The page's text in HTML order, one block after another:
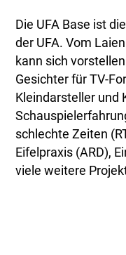
Die UFA Base ist
der UFA. Vom
kann sich
Gesichter für TV-
Kleindarsteller und
schlechte Zeiten
Eifelpraxis (ARD),
viele weitere